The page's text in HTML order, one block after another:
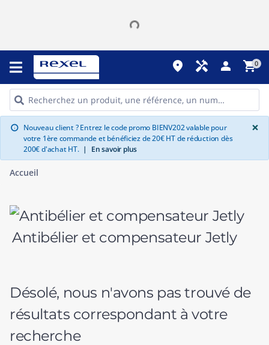
place handyman person shopping_cart0
info Nouveau client ? Entrez le code promo BIENV202 valable pour
votre 1ère commande et bénéficiez de 20€ HT de réduction dès
200€ d'achat HT. | En savoir plus
×
Accueil
Antibélier et compensateur Jetly
Désolé, nous n'avons pas trouvé de
résultats correspondant à votre
recherche